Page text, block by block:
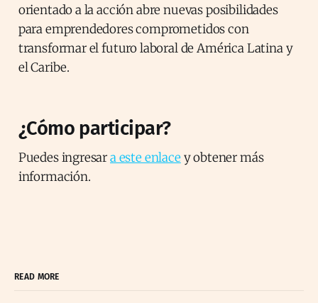
orientado a la acción abre nuevas posibilidades
para emprendedores comprometidos con
transformar el futuro laboral de América Latina y
el Caribe.
¿Cómo participar?
Puedes ingresara este enlace y obtener más
información.
READ MORE